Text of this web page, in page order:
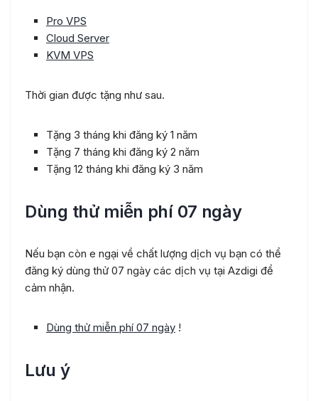
Pro VPS
Cloud Server
KVM VPS
Thời gian được tặng như sau.
Tặng 3 tháng khi đăng ký 1 năm
Tặng 7 tháng khi đăng ký 2 năm
Tặng 12 tháng khi đăng ký 3 năm
Dùng thử miễn phí 07 ngày
Nếu bạn còn e ngại về chất lượng dịch vụ bạn có thể
đăng ký dùng thử 07 ngày các dịch vụ tại Azdigi để
cảm nhận.
Dùng thử miễn phí 07 ngày !
Lưu ý